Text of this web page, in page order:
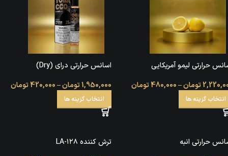
حرارتی لیمو آمریکایی
تومان–
480,000تومان
انتخاب گزینه ها
اسانس حرارتی درای (Dry)
1,950,000تومان–
420,000تومان
انتخاب گزینه ها
حرارتی انبه
ترش کننده LA-۱۲۸